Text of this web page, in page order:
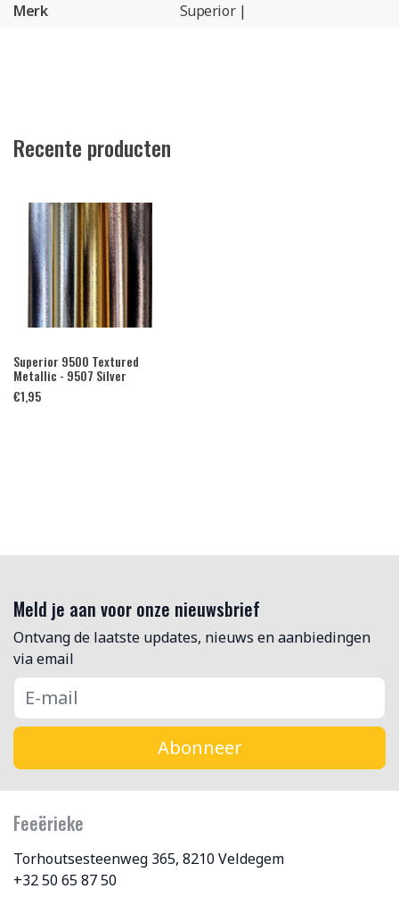
Merk Superior |
Recente producten
Superior 9500 Textured
Metallic - 9507 Silver
€1,95
Meld je aan voor onze nieuwsbrief
Ontvang de laatste updates, nieuws en aanbiedingen
via email
Abonneer
Feeërieke
Torhoutsesteenweg 365, 8210 Veldegem
+32 50 65 87 50